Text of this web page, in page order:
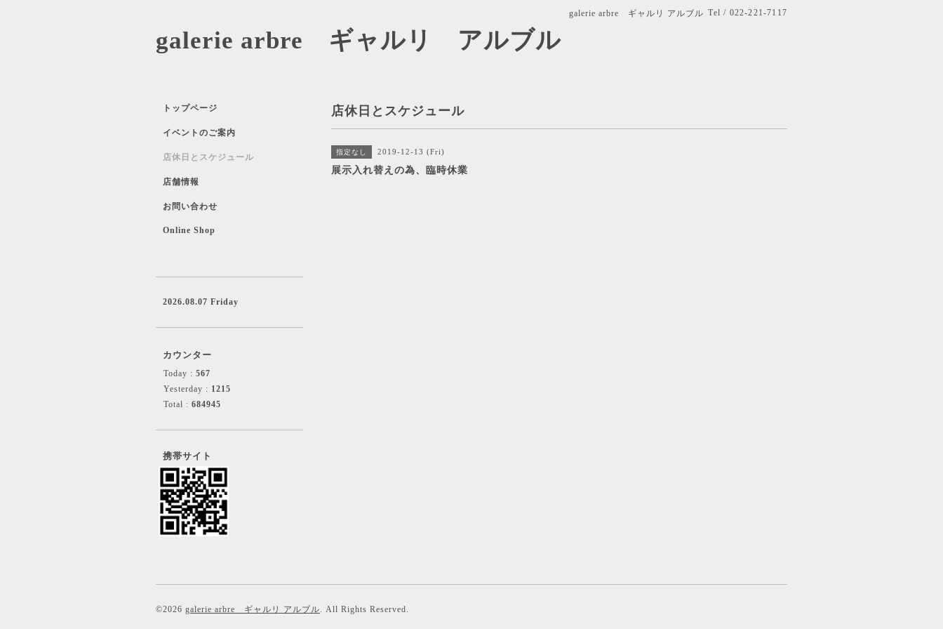
galerie arbre ギャルリ アルブル Tel / 022-221-7117
galerie arbre ギャルリ アルブル
店休日とスケジュール
指定なし 2019-12-13 (Fri)
展示入れ替えの為、臨時休業
トップページ
イベントのご案内
店休日とスケジュール
店舗情報
お問い合わせ
Online Shop
2026.08.07 Friday
カウンター
Today : 567
Yesterday : 1215
Total : 684945
携帯サイト
©2026 galerie arbre ギャルリ アルブル. All Rights Reserved.